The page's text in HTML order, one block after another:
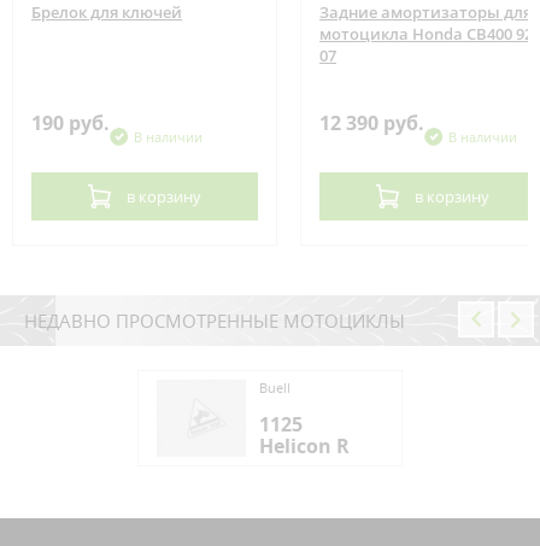
Брелок для ключей
190 руб.
В наличии
в корзину
Задние амортизаторы для
мотоцикла Honda CB400 92-
07
12 390 руб.
В наличии
в корзину
НЕДАВНО ПРОСМОТРЕННЫЕ МОТОЦИКЛЫ
Buell
1125
Helicon R